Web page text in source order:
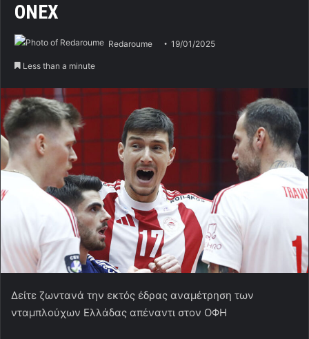
ONEX
Redaroume 19/01/2025
Less than a minute
Δείτε ζωντανά την εκτός έδρας αναμέτρηση των
νταμπλούχων Ελλάδας απέναντι στον ΟΦΗ